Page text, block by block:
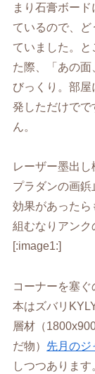
まり石膏ボー
ているので、
ていました。
た際、「あの
びっくり。部
発しただけで
ん。
レーザー墨出
プラダンの画
効果があった
組むなりアンク
[:image1:]
コーナーを塞
本はズバリ
層材（
だ物） 先月のジ
しつつありま